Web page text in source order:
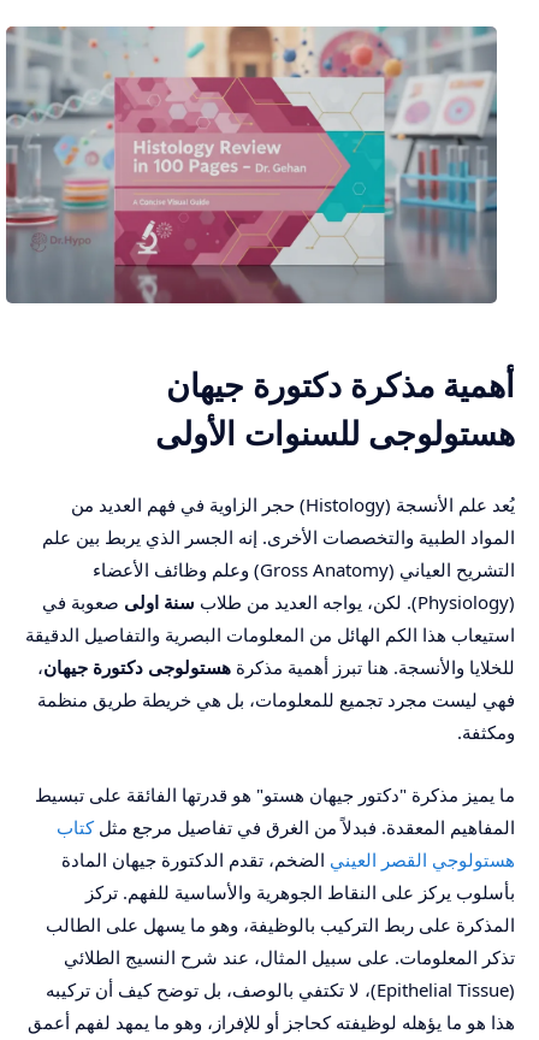
أهمية مذكرة دكتورة جيهان
هستولوجى للسنوات الأولى
يُعد علم الأنسجة (Histology) حجر الزاوية في فهم العديد من
المواد الطبية والتخصصات الأخرى. إنه الجسر الذي يربط بين علم
التشريح العياني (Gross Anatomy) وعلم وظائف الأعضاء
(Physiology). لكن، يواجه العديد من طلاب
سنة اولى صعوبة في
استيعاب هذا الكم الهائل من المعلومات البصرية والتفاصيل الدقيقة
للخلايا والأنسجة. هنا تبرز أهمية مذكرة هستولوجى دكتورة جيهان،
فهي ليست مجرد تجميع للمعلومات، بل هي خريطة طريق منظمة
ومكثفة.
ما يميز مذكرة "دكتور جيهان هستو" هو قدرتها الفائقة على تبسيط
المفاهيم المعقدة. فبدلاً من الغرق في تفاصيل مرجع مثلكتاب
هستولوجي القصر العيني الضخم، تقدم الدكتورة جيهان المادة
بأسلوب يركز على النقاط الجوهرية والأساسية للفهم. تركز
المذكرة على ربط التركيب بالوظيفة، وهو ما يسهل على الطالب
تذكر المعلومات. على سبيل المثال، عند شرح النسيج الطلائي
(Epithelial Tissue)، لا تكتفي بالوصف، بل توضح كيف أن تركيبه
هذا هو ما يؤهله لوظيفته كحاجز أو للإفراز، وهو ما يمهد لفهم أعمق